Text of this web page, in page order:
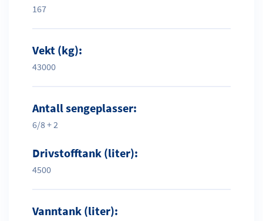
167
Vekt (kg):
43000
Antall sengeplasser:
6/8 + 2
Drivstofftank (liter):
4500
Vanntank (liter):